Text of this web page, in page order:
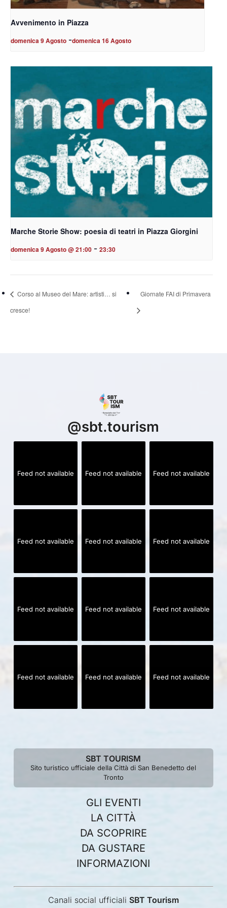
Avvenimento in Piazza
domenica 9 Agosto -domenica 16 Agosto
Marche Storie Show: poesia di teatri in Piazza Giorgini
domenica 9 Agosto @ 21:00 - 23:30
Corso al Museo del Mare: artisti… si
cresce!
Giornate FAI di Primavera
@sbt.tourism
Feed not available Feed not available Feed not available
Feed not available Feed not available Feed not available
Feed not available Feed not available Feed not available
Feed not available Feed not available Feed not available
SBT TOURISM
Sito turistico ufficiale della Città di San Benedetto del
Tronto
GLI EVENTI
LA CITTÀ
DA SCOPRIRE
DA GUSTARE
INFORMAZIONI
Canali social ufficiali SBT Tourism